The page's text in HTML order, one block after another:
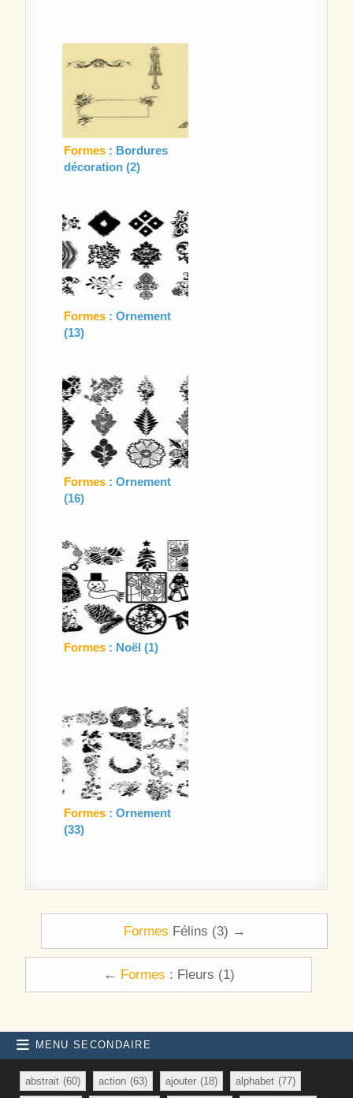
Formes : Bordures
décoration (2)
Formes : Ornement
(13)
Formes : Ornement
(16)
Formes : Noël (1)
Formes : Ornement
(33)
Navigation de l’article
Formes Félins (3) →
← Formes : Fleurs (1)
MENU SECONDAIRE
abstrait (60) action (63) ajouter (18) alphabet (77)